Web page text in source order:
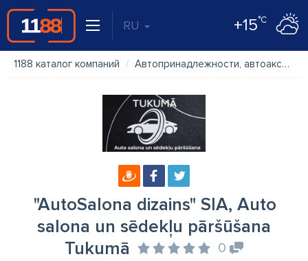
RU +15°C
1188 каталог компаний Автопринадлежности, автоаксессуары
"AutoSalona dizains" SIA, Auto
salona un sēdekļu pāršūšana
Tukumā
0